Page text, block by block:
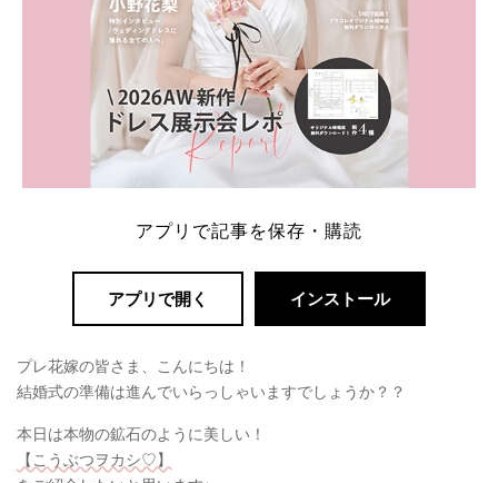
アプリで記事を保存・購読
アプリで開く インストール
プレ花嫁の皆さま、こんにちは！
結婚式の準備は進んでいらっしゃいますでしょうか？？
本日は本物の鉱石のように美しい！
【こうぶつヲカシ♡】